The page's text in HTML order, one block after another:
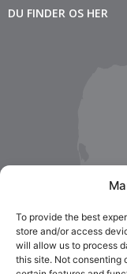
To provide the best
store and/or access
will allow us to process
this site. Not consenting
DU FINDER OS HER